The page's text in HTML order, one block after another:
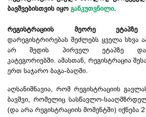
ბავშვებისთვის იყო განკუთვნილი.
რეგისტრაციის მეორე ეტაპზე
დარეგისტრირებას შეძლებს ყველა სხვა
არ შედის პირველ ეტაპზე
კატეგორიებში. ამასთან, რეგისტრაცია
ერთ საჯარო ბაგა-ბაღში.
აღსანიშნავია, რომ რეგისტრაციის
ბავშვი, რომელიც სასწავლო-
(და არა რეგისტრაციის მომენტში) იქნება